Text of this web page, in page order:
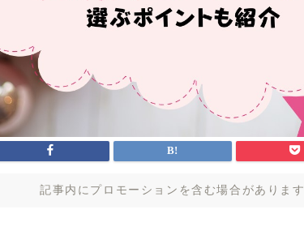
記事内にプロモーションを含む場合があります